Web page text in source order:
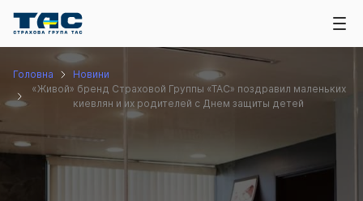
Головна
Новини
«Живой» бренд Cтраховой Группы «ТАС» поздравил маленьких
киевлян и их родителей с Днем защиты детей